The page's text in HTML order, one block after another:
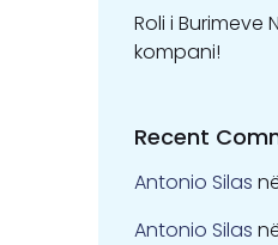
Roli i Burimeve
kompani!
Recent
Antonio Silas
Antonio Silas